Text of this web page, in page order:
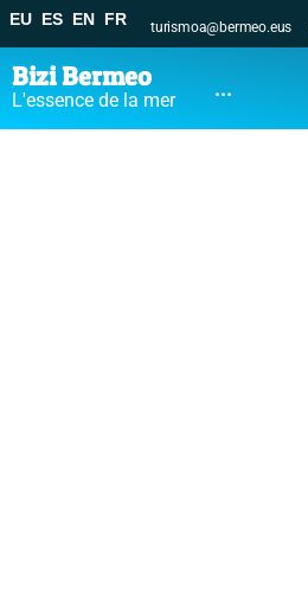
EU ES EN FR turismoa@bermeo.eus
Bizi Bermeo
L'essence de la mer ...